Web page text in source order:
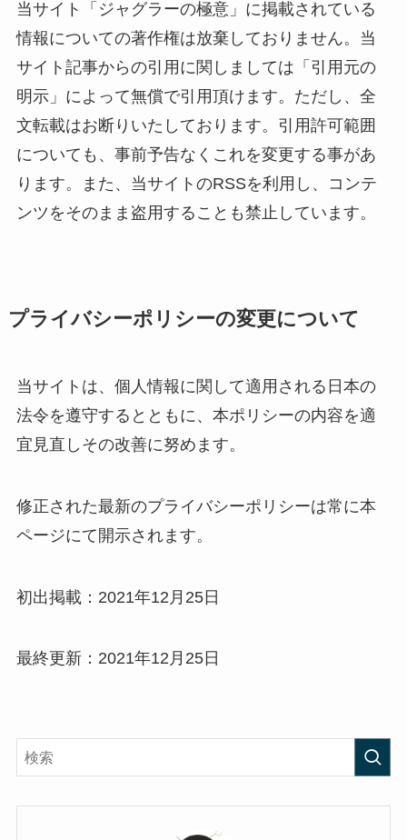
当サイト「ジャグラーの極意」に掲載されている
情報についての著作権は放棄しておりません。当
サイト記事からの引用に関しましては「引用元の
明示」によって無償で引用頂けます。ただし、全
文転載はお断りいたしております。引用許可範囲
についても、事前予告なくこれを変更する事があ
ります。また、当サイトのRSSを利用し、コンテ
ンツをそのまま盗用することも禁止しています。
プライバシーポリシーの変更について
当サイトは、個人情報に関して適用される日本の
法令を遵守するとともに、本ポリシーの内容を適
宜見直しその改善に努めます。
修正された最新のプライバシーポリシーは常に本
ページにて開示されます。
初出掲載：2021年12月25日
最終更新：2021年12月25日